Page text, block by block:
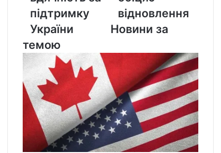
підтримку
України
підтримку
України
відновлення
Новини за
темою